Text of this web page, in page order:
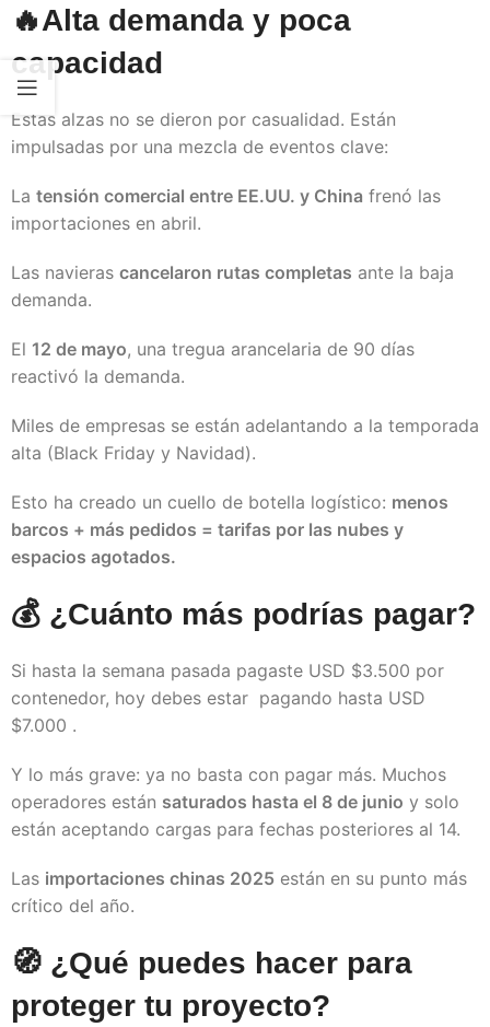
🔥Alta demanda y poca
capacidad
Estas alzas no se dieron por casualidad. Están
impulsadas por una mezcla de eventos clave:
La tensión comercial entre EE.UU. y China frenó las
importaciones en abril.
Las navieras cancelaron rutas completas ante la baja
demanda.
El 12 de mayo, una tregua arancelaria de 90 días
reactivó la demanda.
Miles de empresas se están adelantando a la temporada
alta (Black Friday y Navidad).
Esto ha creado un cuello de botella logístico: menos
barcos + más pedidos = tarifas por las nubes y
espacios agotados.
💰 ¿Cuánto más podrías pagar?
Si hasta la semana pasada pagaste USD $3.500 por
contenedor, hoy debes estar pagando hasta USD
$7.000 .
Y lo más grave: ya no basta con pagar más. Muchos
operadores están saturados hasta el 8 de junio y solo
están aceptando cargas para fechas posteriores al 14.
Las importaciones chinas 2025 están en su punto más
crítico del año.
🧭 ¿Qué puedes hacer para
proteger tu proyecto?